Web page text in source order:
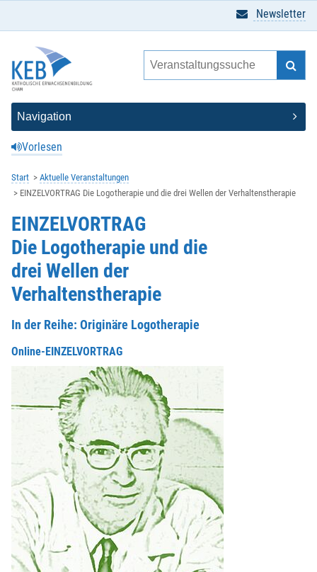
Vorlesen
Newsletter
Start
Aktuelle Veranstaltungen
EINZELVORTRAG Die Logotherapie und die drei Wellen der Verhaltenstherapie
EINZELVORTRAG
Die Logotherapie und die
drei Wellen der
Verhaltenstherapie
In der Reihe: Originäre Logotherapie
Online-EINZELVORTRAG